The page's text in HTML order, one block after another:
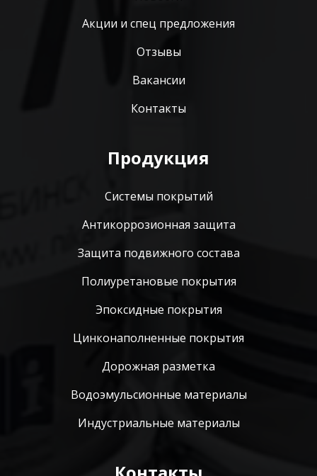
Акции и спец предложения
Отзывы
Вакансии
Контакты
Продукция
Системы покрытий
Антикоррозионная защита
Защита подвижного состава
Полиуретановые покрытия
Эпоксидные покрытия
Цинконаполненные покрытия
Дорожная разметка
Водоэмульсионные материалы
Индустриальные материалы